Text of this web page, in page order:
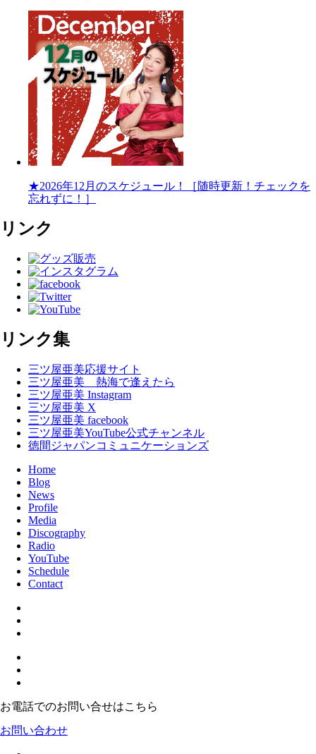
★2026年12月のスケジュール！［随時更新！チェックを
忘れずに！］
リンク
リンク集
三ツ屋亜美応援サイト
三ツ屋亜美 熱海で逢えたら
三ツ屋亜美 Instagram
三ツ屋亜美 X
三ツ屋亜美 facebook
三ツ屋亜美YouTube公式チャンネル
徳間ジャパンコミュニケーションズ
Home
Blog
News
Profile
Media
Discography
Radio
YouTube
Schedule
Contact
お電話でのお問い合せはこちら
お問い合わせ